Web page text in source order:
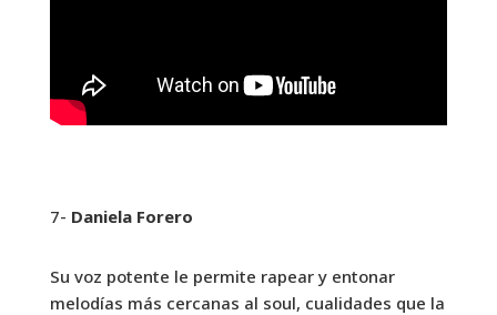
7- Daniela Forero
Su voz potente le permite rapear y entonar
melodías más cercanas al soul, cualidades que la